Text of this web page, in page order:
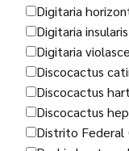
Digitaria
Digitaria insularis
Digitaria
Discocactus
Discocactus
Discocactus
Distrito Federal